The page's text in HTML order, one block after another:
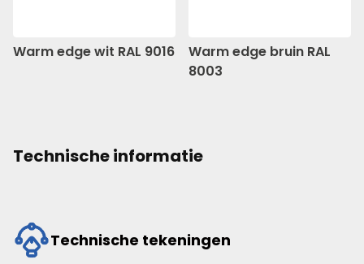
Warm edge wit RAL 9016
Warm edge bruin RAL
8003
Technische informatie
Technische tekeningen